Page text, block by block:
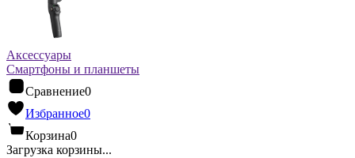
Аксессуары
Смартфоны и планшеты
Сравнение0
Избранное0
Корзина0
Загрузка корзины...